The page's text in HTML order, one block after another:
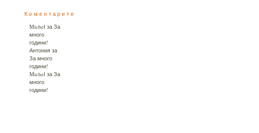
Коментарите
Michel за За
много
години!
Антония за
За много
години!
Michel за За
много
години!